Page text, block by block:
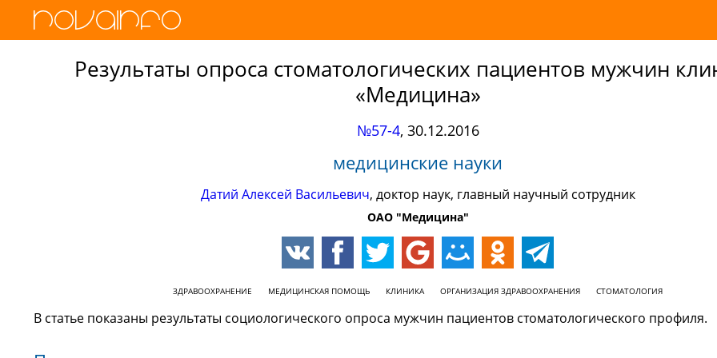
Результаты опроса стоматологических пациентов мужчин
«Медицина»
№57-4, 30.12.2016
медицинские науки
Датий Алексей Васильевич, доктор наук, главный научный сотрудник
ОАО "Медицина"
ЗДРАВООХРАНЕНИЕ МЕДИЦИНСКАЯ ПОМОЩЬ КЛИНИКА ОРГАНИЗАЦИЯ ЗДРАВООХРАНЕНИЯ СТОМАТОЛОГИЯ
В статье показаны результаты социологического опроса мужчин пациентов стоматологического профиля.